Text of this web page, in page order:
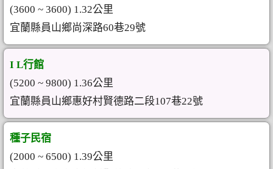
(3600 ~ 3600) 1.32公里
宜蘭縣員山鄉尚深路60巷29號
I L行館
(5200 ~ 9800) 1.36公里
宜蘭縣員山鄉惠好村賢德路二段107巷22號
種子民宿
(2000 ~ 6500) 1.39公里